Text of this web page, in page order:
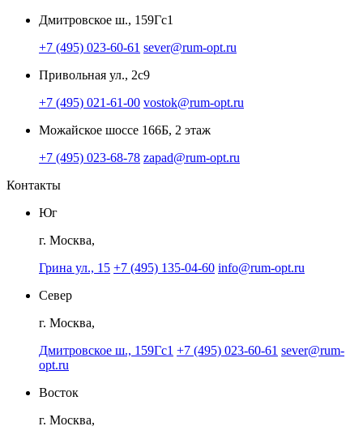
Дмитровское ш., 159Гс1
+7 (495) 023-60-61 sever@rum-opt.ru
Привольная ул., 2с9
+7 (495) 021-61-00 vostok@rum-opt.ru
Можайское шоссе 166Б, 2 этаж
+7 (495) 023-68-78 zapad@rum-opt.ru
Контакты
Юг
г. Москва,
Грина ул., 15 +7 (495) 135-04-60 info@rum-opt.ru
Север
г. Москва,
Дмитровское ш., 159Гс1 +7 (495) 023-60-61 sever@rum-
opt.ru
Восток
г. Москва,